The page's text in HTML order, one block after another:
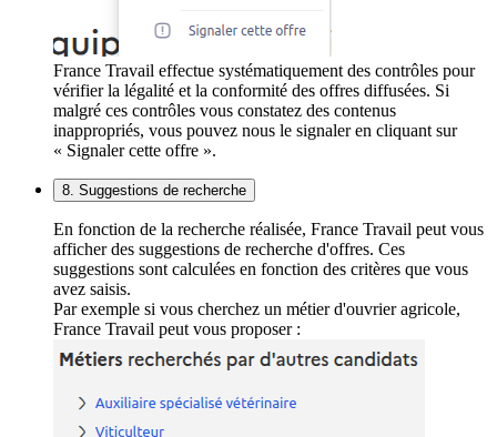
France Travail effectue systématiquement des contrôles pour
vérifier la légalité et la conformité des offres diffusées. Si
malgré ces contrôles vous constatez des contenus
inappropriés, vous pouvez nous le signaler en cliquant sur
« Signaler cette offre ».
8. Suggestions de recherche
En fonction de la recherche réalisée, France Travail peut vous
afficher des suggestions de recherche d'offres. Ces
suggestions sont calculées en fonction des critères que vous
avez saisis.
Par exemple si vous cherchez un métier d'ouvrier agricole,
France Travail peut vous proposer :